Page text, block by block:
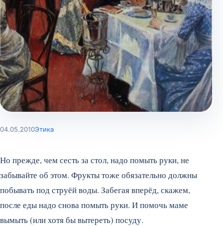
04.05.2010Этика
Но прежде, чем сесть за стол, надо помыть руки, не
забывайте об этом. Фрукты тоже обязательно должны
побывать под струёй воды. Забегая вперёд, скажем,
после еды надо снова помыть руки. И помочь маме
вымыть (или хотя бы вытереть) посуду.